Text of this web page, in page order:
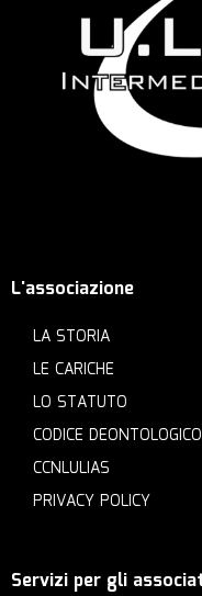
L'associazione
LA STORIA
LE CARICHE
LO STATUTO
CODICE DEONTOLOGICO
CCNLULIAS
PRIVACY POLICY
Servizi per gli